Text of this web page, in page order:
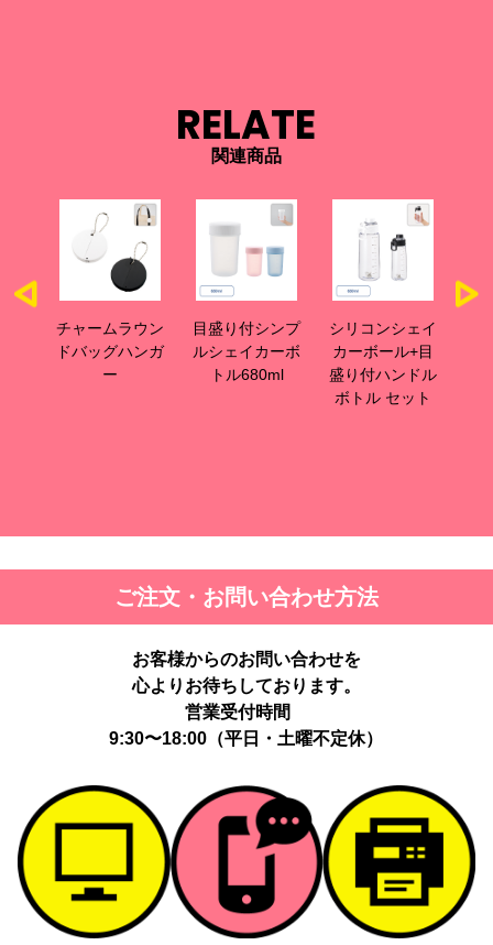
RELATE
関連商品
チャームラウン
ドバッグハンガ
ー
目盛り付シンプ
ルシェイカーボ
トル680ml
シリコンシェイ
カーボール+目
盛り付ハンドル
ボトル セット
ご注文・お問い合わせ方法
お客様からのお問い合わせを
心よりお待ちしております。
営業受付時間
9:30〜18:00（平日・土曜不定休）